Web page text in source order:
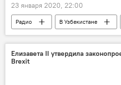
23 января 2020, 22:00
Радио В Узбекистане
Узбекистан
КНР
Профилактика
Вспышка нового типа коронавируса в
Елизавета II утвердила
Brexit